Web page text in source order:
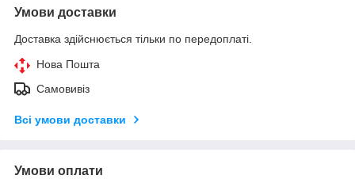
Умови доставки
Доставка здійснюється тільки по передоплаті.
Нова Пошта
Самовивіз
Всі умови доставки
Умови оплати